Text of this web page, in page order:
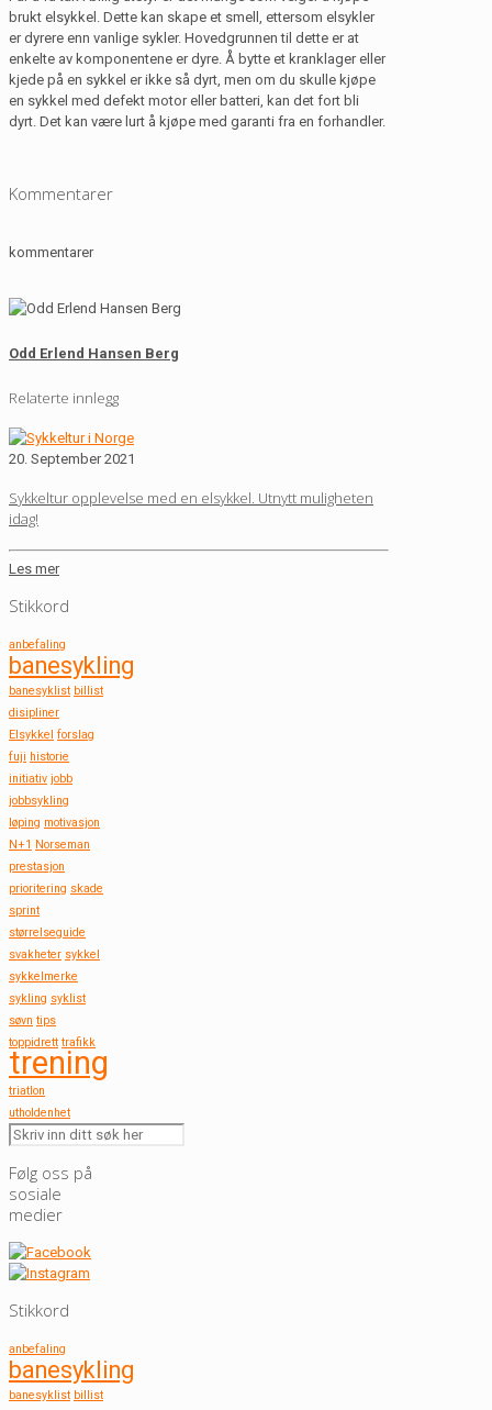
brukt elsykkel. Dette kan skape et smell, ettersom elsykler
er dyrere enn vanlige sykler. Hovedgrunnen til dette er at
enkelte av komponentene er dyre. Å bytte et kranklager eller
kjede på en sykkel er ikke så dyrt, men om du skulle kjøpe
en sykkel med defekt motor eller batteri, kan det fort bli
dyrt. Det kan være lurt å kjøpe med garanti fra en forhandler.
Kommentarer
kommentarer
Odd Erlend Hansen Berg
Relaterte innlegg
20. September 2021
Sykkeltur opplevelse med en elsykkel. Utnytt muligheten
idag!
Les mer
Stikkord
anbefaling
banesykling
banesyklist billist
disipliner
Elsykkel forslag
fuji historie
initiativ jobb
jobbsykling
løping motivasjon
N+1 Norseman
prestasjon
prioritering skade
sprint
størrelseguide
svakheter sykkel
sykkelmerke
sykling syklist
søvn tips
toppidrett trafikk
trening
triatlon
utholdenhet
Følg oss på
sosiale
medier
Stikkord
anbefaling
banesykling
banesyklist billist